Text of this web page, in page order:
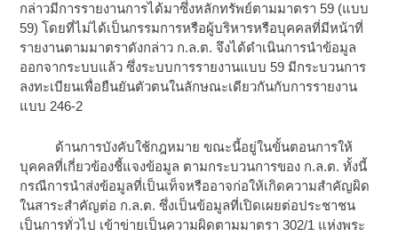
กล่าวมีการรายงานการได้มาซึ่งหลักทรัพย์ตามมาตรา 59 (แบบ
59) โดยที่ไม่ได้เป็นกรรมการหรือผู้บริหารหรือบุคคลที่มีหน้าที่
รายงานตามมาตราดังกล่าว ก.ล.ต. จึงได้ดำเนินการนำข้อมูล
ออกจากระบบแล้ว ซึ่งระบบการรายงานแบบ 59 มีกระบวนการ
ลงทะเบียนเพื่อยืนยันตัวตนในลักษณะเดียวกันกับการรายงาน
แบบ 246-2
ด้านการบังคับใช้กฎหมาย ขณะนี้อยู่ในขั้นตอนการให้
บุคคลที่เกี่ยวข้องชี้แจงข้อมูล ตามกระบวนการของ ก.ล.ต. ทั้งนี้
กรณีการนำส่งข้อมูลที่เป็นเท็จหรืออาจก่อให้เกิดความสำคัญผิด
ในสาระสำคัญต่อ ก.ล.ต. ซึ่งเป็นข้อมูลที่เปิดเผยต่อประชาชน
เป็นการทั่วไป เข้าข่ายเป็นความผิดตามมาตรา 302/1 แห่งพระ